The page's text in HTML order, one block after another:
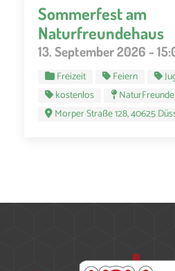
Sommerfest am
Naturfreundehaus
13. September 2026 -
Freizeit Feiern
kostenlos
Morper Straße 128, 40625